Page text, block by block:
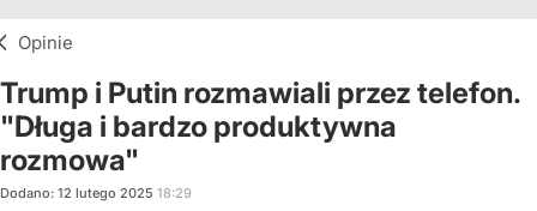
Opinie
Trump i Putin rozmawiali przez telefon.
"Długa i bardzo produktywna
rozmowa"
Dodano: 12 lutego 2025 18:29